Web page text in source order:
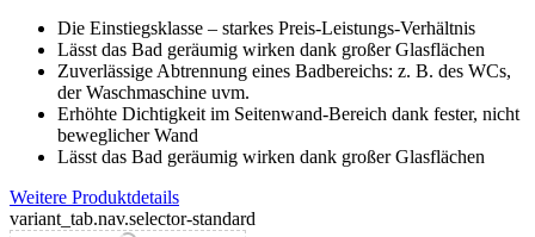
Die Einstiegsklasse – starkes Preis-Leistungs-Verhältnis
Lässt das Bad geräumig wirken dank großer Glasflächen
Zuverlässige Abtrennung eines Badbereichs: z. B. des WCs,
der Waschmaschine uvm.
Erhöhte Dichtigkeit im Seitenwand-Bereich dank fester, nicht
beweglicher Wand
Lässt das Bad geräumig wirken dank großer Glasflächen
Weitere Produktdetails
variant_tab.nav.selector-standard